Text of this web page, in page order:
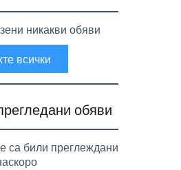
никакви обяви
всички
обяви
са били преглеждани